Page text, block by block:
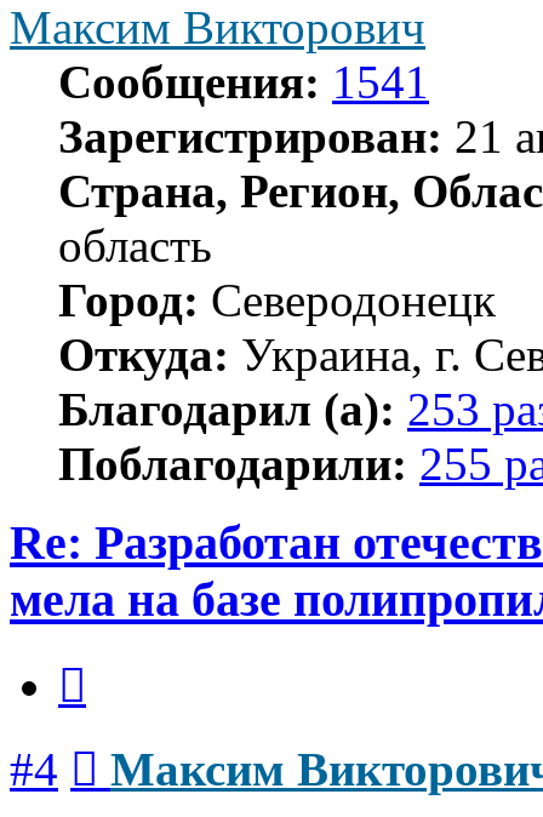
Максим Викторович
Сообщения: 1541
Зарегистрирован: 21
Страна, Регион,
область
Город: Северодонецк
Откуда: Украина, г.
Благодарил (а): 253
Поблагодарили: 255
Re: Разработан
мела на базе
#4
Максим